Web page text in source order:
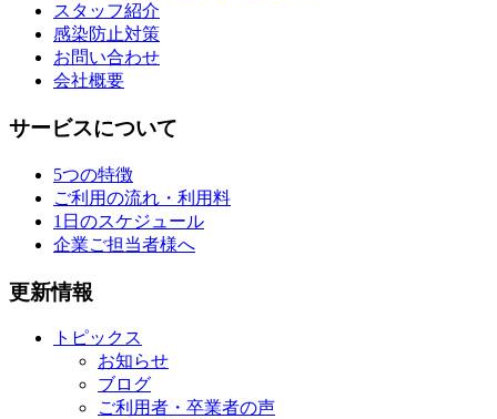
スタッフ紹介
感染防止対策
お問い合わせ
会社概要
サービスについて
5つの特徴
ご利用の流れ・利用料
1日のスケジュール
企業ご担当者様へ
更新情報
トピックス
お知らせ
ブログ
ご利用者・卒業者の声